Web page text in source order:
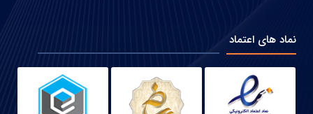
نماد های اعتماد